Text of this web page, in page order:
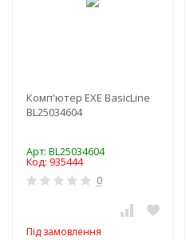
Комп'ютер EXE BasicLine
BL25034604
Арт: BL25034604
Код: 935444
0
Під замовлення